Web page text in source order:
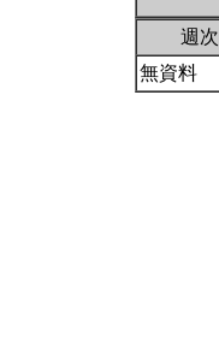
週次
無資料